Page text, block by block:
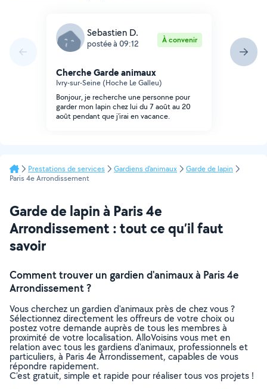
Sebastien D.
postée à 09:12 À convenir
Cherche Garde animaux
Ivry-sur-Seine (Hoche Le Galleu)
Bonjour, je recherche une personne pour
garder mon lapin chez lui du 7 août au 20
août pendant que j'irai en vacance.
Prestations de services Gardiens d'animaux
Garde de lapin
Paris 4e Arrondissement
Garde de lapin à Paris 4e
Arrondissement : tout ce qu’il faut
savoir
Comment trouver un gardien d'animaux à Paris 4e
Arrondissement ?
Vous cherchez un gardien d'animaux près de chez vous ?
Sélectionnez directement les offreurs de votre choix ou
postez votre demande auprès de tous les membres à
proximité de votre localisation. AlloVoisins vous met en
relation avec tous les gardiens d'animaux, professionnels et
particuliers, à Paris 4e Arrondissement, capables de vous
répondre rapidement.
C’est gratuit, simple et rapide pour réaliser tous vos projets !